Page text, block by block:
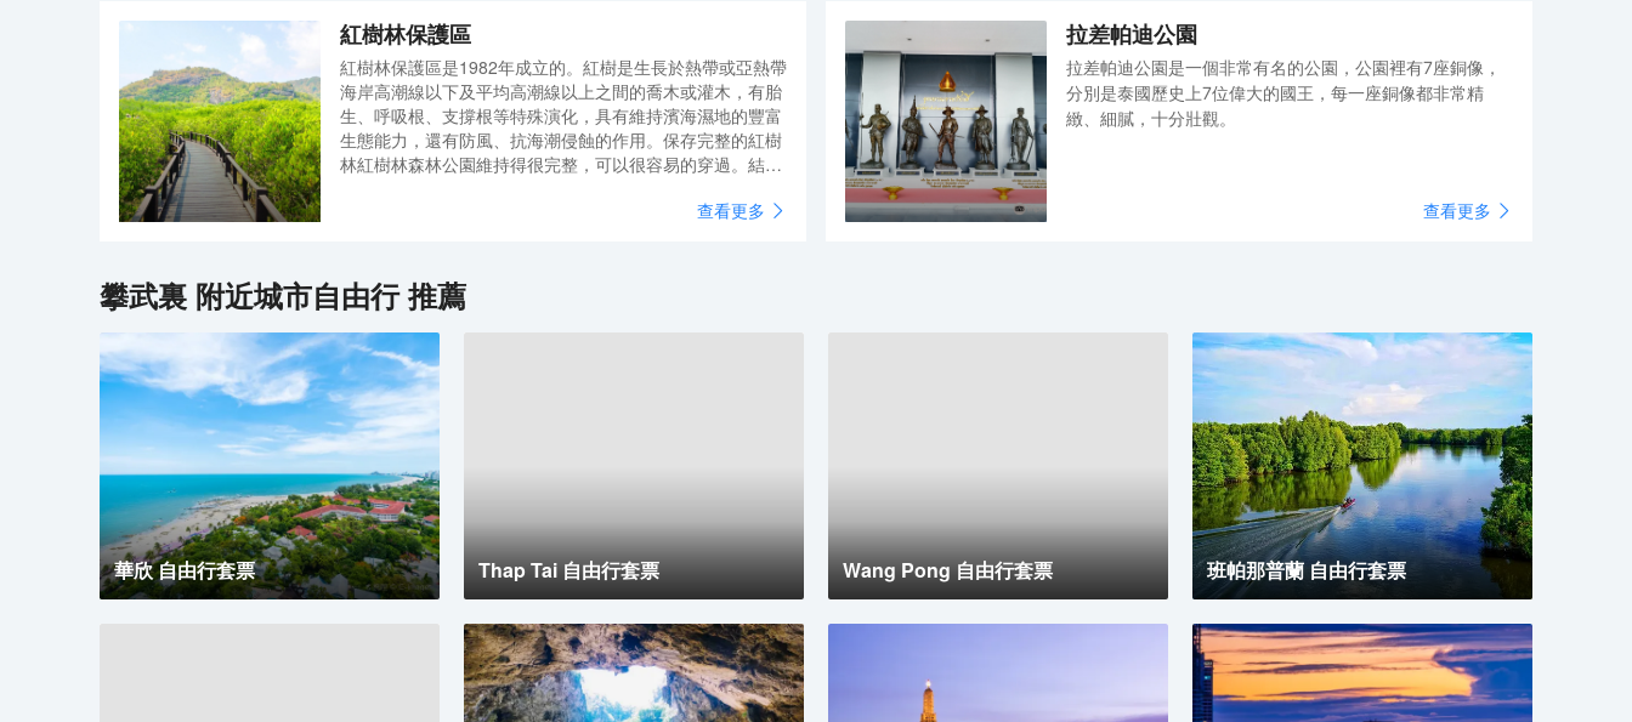
途中有一段路程會經過村內居民的屋舍，欣賞著這一切屬於
泰國的自然、當地人的生活，有一種融入當地的熟悉。想象
著從前泰國人騎著大象行進在叢林間，那種與大象互依互存
的關聯，如今還存在，只是換成觀光的方式。
樂園的環境依照熱帶雨林原版打造，各種驚險刺激的滑梯埋藏在樹林裡，
越的感覺。
Abyss滑梯高28米，宛如大喇叭，每次可載6人，感受時速45公里的下墜速
紅樹林保護區
紅樹林保護區是1982年成立的。紅樹是生長於熱帶或亞熱帶
海岸高潮線以下及平均高潮線以上之間的喬木或灌木，有胎
生、呼吸根、支撐根等特殊演化，具有維持濱海濕地的豐富
生態能力，還有防風、抗海潮侵蝕的作用。保存完整的紅樹
林紅樹林森林公園維持得很完整，可以很容易的穿過。結實
成，甚至和漫步者也可以。有大約1公里的遠足，其餘路程
域，有凳子和桌子。在松樹林裏有很多交錯的乾淨的沙石路
通向寬闊的空地，野外以及無人海灘，有一間乾淨的餐廳，
菜單很多樣。
查看更多
拉差帕迪公園
拉差帕迪公園是一個非常有名的公園，公園裡有7座銅像，
分別是泰國歷史上7位偉大的國王，每一座銅像都非常精
緻、細膩，十分壯觀。
查看更多
攀武裏 附近城市自由行 推薦
華欣 自由行套票 Thap Tai 自由行套票 Wang Pong 自由行套票 班帕那普蘭 自由行套票